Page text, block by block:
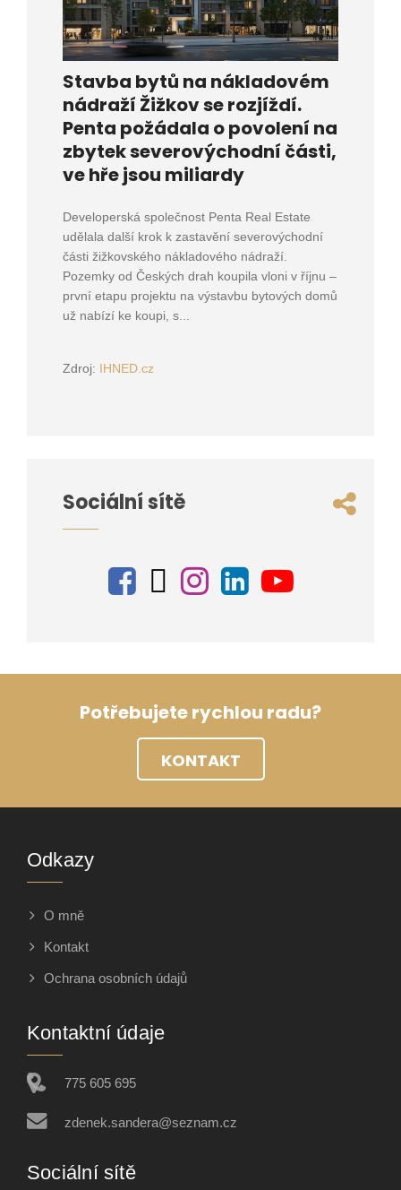
Stavba bytů na nákladovém
nádraží Žižkov se rozjíždí.
Penta požádala o povolení na
zbytek severovýchodní části,
ve hře jsou miliardy
Developerská společnost Penta Real Estate
udělala další krok k zastavění severovýchodní
části žižkovského nákladového nádraží.
Pozemky od Českých drah koupila vloni v říjnu –
první etapu projektu na výstavbu bytových domů
už nabízí ke koupi, s...
Zdroj: IHNED.cz
Sociální sítě
Potřebujete rychlou radu?
KONTAKT
Odkazy
O mně
Kontakt
Ochrana osobních údajů
Kontaktní údaje
775 605 695
zdenek.sandera@seznam.cz
Sociální sítě